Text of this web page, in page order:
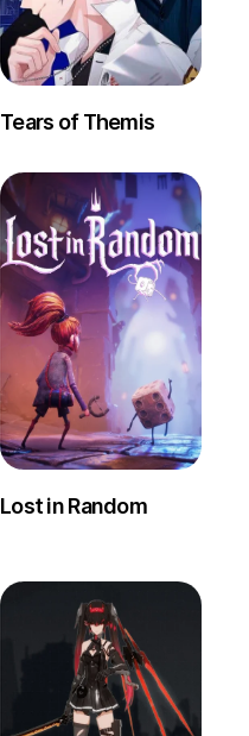
Tears of Themis
Lost in Random